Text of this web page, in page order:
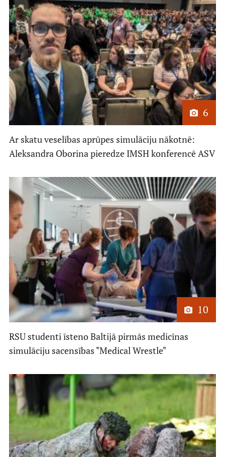
6
Ar skatu veselības aprūpes simulāciju nākotnē:
Aleksandra Oborina pieredze IMSH konferencē ASV
10
RSU studenti īsteno Baltijā pirmās medicīnas
simulāciju sacensības "Medical Wrestle"